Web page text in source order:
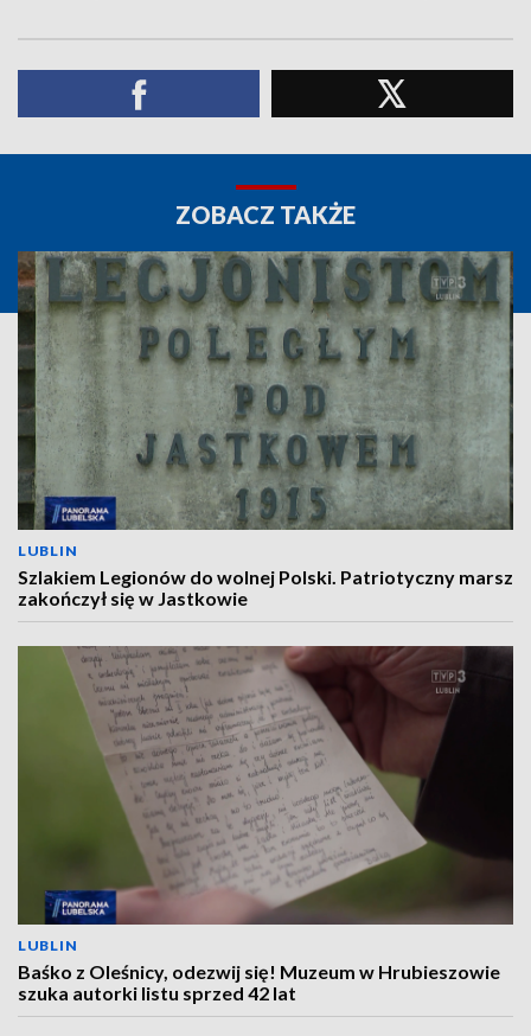
ZOBACZ TAKŻE
LUBLIN
Szlakiem Legionów do wolnej Polski. Patriotyczny marsz
zakończył się w Jastkowie
LUBLIN
Baśko z Oleśnicy, odezwij się! Muzeum w Hrubieszowie
szuka autorki listu sprzed 42 lat